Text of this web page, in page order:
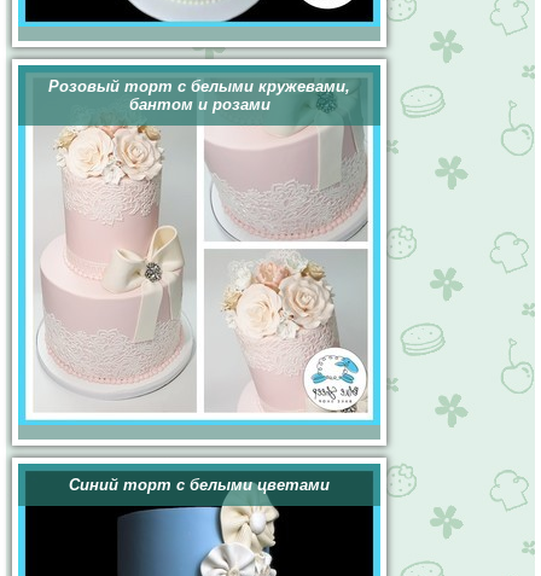
Розовый торт с белыми кружевами,
бантом и розами
Синий торт с белыми цветами